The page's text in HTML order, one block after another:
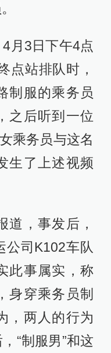
月3日下午4点
点站排队时，
制服的乘务员
之后听到一位
乘务员与这名
生了上述视频
道，事发后，
公司K102车队
此事属实，称
身穿乘务员制
，两人的行为
“制服男”和这